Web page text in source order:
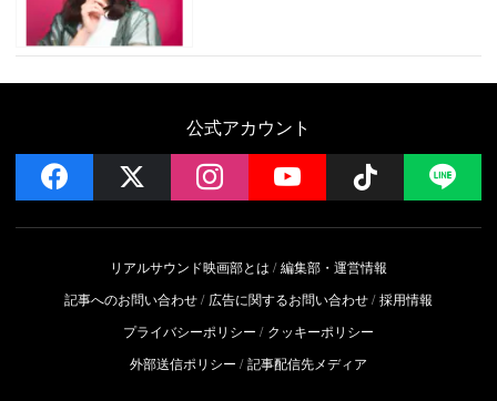
公式アカウント
facebook instagramYouTube Follow
リアルサウンド映画部とは
編集部・運営情報
記事へのお問い合わせ
広告に関するお問い合わせ 採用情報
プライバシーポリシー
クッキーポリシー
外部送信ポリシー
記事配信先メディア